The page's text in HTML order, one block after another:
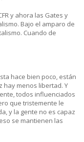
y ahora las Gates y
Bajo el amparo de
Cuando de
hace bien poco, están
hay menos libertad. Y
todos influenciados
que tristemente le
y la gente no es capaz
se mantienen las